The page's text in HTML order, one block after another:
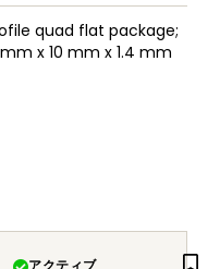
quad flat package;
x 10 mm x 1.4 mm